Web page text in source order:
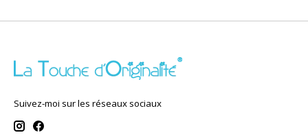
Suivez-moi sur les réseaux sociaux